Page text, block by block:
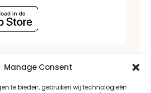
Manage Consent
te bieden, gebruiken wij technologieën